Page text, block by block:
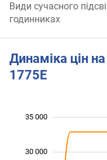
Види сучасного
годинниках
Динаміка цін
1775E
35 000
30 000